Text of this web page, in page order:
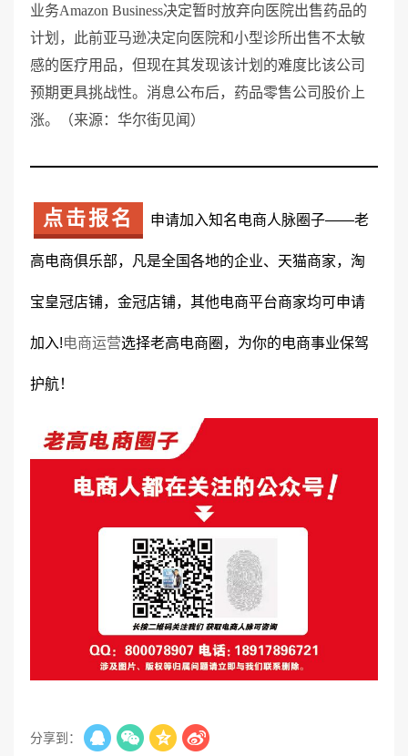
业务Amazon Business决定暂时放弃向医院出售药品的
计划，此前亚马逊决定向医院和小型诊所出售不太敏
感的医疗用品，但现在其发现该计划的难度比该公司
预期更具挑战性。消息公布后，药品零售公司股价上
涨。（来源：华尔街见闻）
点击报名 申请加入知名电商人脉圈子——老
高电商俱乐部，凡是全国各地的企业、天猫商家，淘
宝皇冠店铺，金冠店铺，其他电商平台商家均可申请
加入!电商运营选择老高电商圈，为你的电商事业保驾
护航！
分享到：